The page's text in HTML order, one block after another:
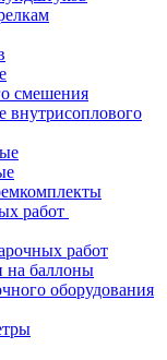
смешения
внутрисоплового
работ
работ
на баллоны
оборудования